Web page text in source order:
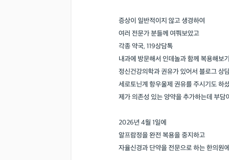
증상이 일반적이지 않고 생경하여
여러 전문가 분들께 여쭤보았고
각종 약국, 119상담톡
내과에 방문해서 인데놀과 함께 복용해보
정신건강의학과 권유가 있어서 블로그 상
세로토닌계 항우울제 권유를 주시기도 하
제가 의존성 있는 양약을 추가하는데 부담
2026년 4월 1일에
알프람정을 완전 복용을 중지하고
자율신경과 단약을 전문으로 하는 한의원